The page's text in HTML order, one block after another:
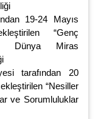
19-24 Mayıs
“Genç
Dünya Miras
tarafından 20
“Nesiller
ve Sorumluluklar